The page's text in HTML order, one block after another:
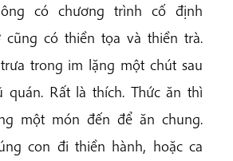
có chương trình cố định
cũng có thiền tọa và thiền trà.
trong im lặng một chút sau
quán. Rất là thích. Thức ăn thì
một món đến để ăn chung.
con đi thiền hành, hoặc ca